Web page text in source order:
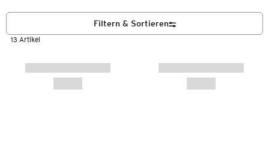
13 Artikel
Filtern & Sortieren